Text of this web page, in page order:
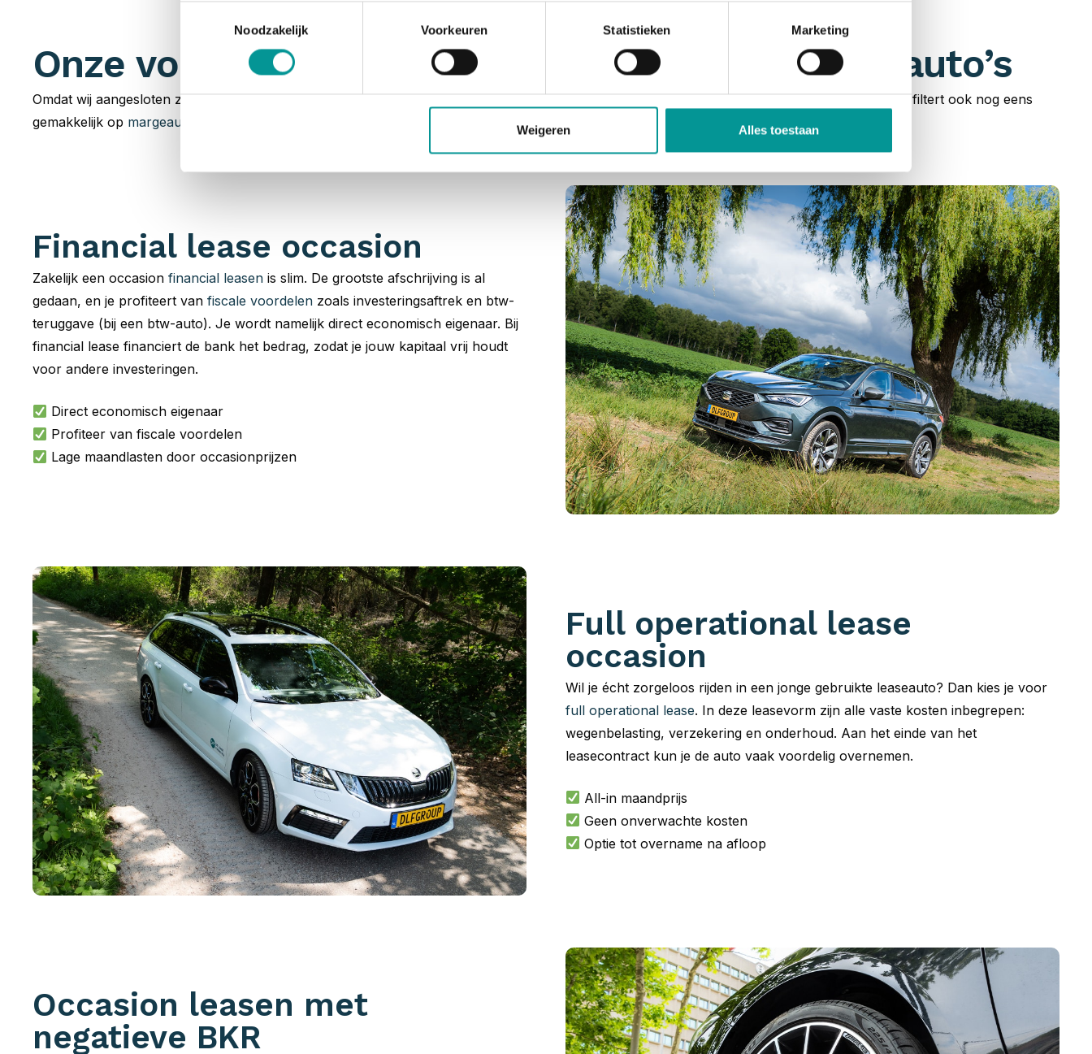
Noodzakelijk
Voorkeuren Statistieken Marketing
Weigeren Alles toestaan
Onze voorraad occasion leaseauto’s en bedrijfsauto’s
Omdat wij aangesloten zijn bij tallozepartnershebben wij een ongeëvenaarde voorraad aan jonge gebruikte leaseauto’s en bedrijfswagens. Je filtert ook nog eens
gemakkelijk op margeauto of BTW-auto . Jouw zoektocht naar een zakelijk leaseauto start dus bij De Lease Financier!
Financial lease occasion
Zakelijk een occasion financial leasen is slim. De grootste afschrijving is al
gedaan, en je profiteert van fiscale voordelen zoals investeringsaftrek en btw-
teruggave (bij een btw-auto). Je wordt namelijk direct economisch eigenaar. Bij
financial lease financiert de bank het bedrag, zodat je jouw kapitaal vrij houdt
voor andere investeringen.
Direct economisch eigenaar
Profiteer van fiscale voordelen
Lage maandlasten door occasionprijzen
Full operational lease
occasion
Wil je écht zorgeloos rijden in een jonge gebruikte leaseauto? Dan kies je voor
full operational lease. In deze leasevorm zijn alle vaste kosten inbegrepen:
wegenbelasting, verzekering en onderhoud. Aan het einde van het
leasecontract kun je de auto vaak voordelig overnemen.
All-in maandprijs
Geen onverwachte kosten
Optie tot overname na afloop
Occasion leasen met
negatieve BKR